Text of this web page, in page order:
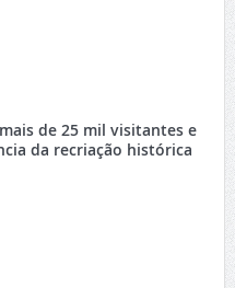
de 25 mil visitantes e
da recriação histórica